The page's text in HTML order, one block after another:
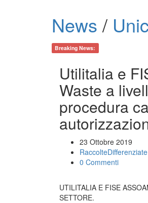
News /
Breaking News:
Utilitalia e
Waste a
procedura
23 Ottobre 2019
RaccolteDifferenziate
0 Commenti
UTILITALIA E FISE
SETTORE.